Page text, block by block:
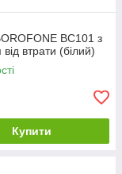
BC101 з
втрати (білий)
Купити